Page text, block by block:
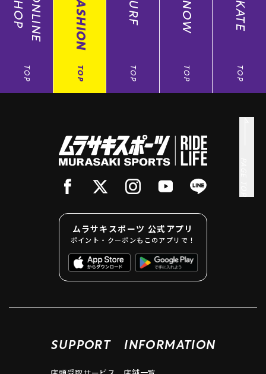
ONLINE
SHOP
TOP
FASHION
TOP
SURF
TOP
SNOW
TOP
SKATE
TOP
ムラサキスポーツ 公式アプリ
ポイント・クーポンもこのアプリで！
SUPPORT INFORMATION